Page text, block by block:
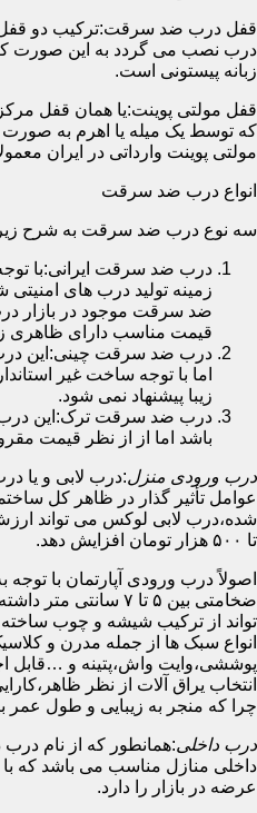
قفل درب ضد سرقت:ترکیب دو
زبانه پیستونی است.
که توسط یک میله یا اهرم به
مولتی پوینت وارداتی در ایران معمولاً دارای ۱۴ زبانه
انواع درب ضد سرقت
سه نوع درب ضد سرقت به شرح زیر
درب ضد سرقت ایرانی:با
زمینه تولید درب های
ضد سرقت موجود در بازار
قیمت مناسب دارای ظاهری
درب ضد سرقت چینی:این
اما با توجه ساخت غیر
زیبا پیشنهاد نمی شود.
درب ضد سرقت ترک:این درب
باشد اما از از نظر قیمت
درب ورودی منزل:درب لابی و یا
عوامل تأثیر گذار در ظاهر کل
تا ۵۰۰ هزار تومان افزایش دهد.
اصولاً درب ورودی آپارتمان با
ضخامتی بین ۵ تا ۷
تواند از ترکیب شیشه و چوب ساخته
انواع سبک ها از جمله مدرن و
پوششی،وایت واش،پتینه و …قابل
انتخاب یراق آلات از نظر
چرا که منجر به زیبایی و طول
درب داخلی:همانطور که از نام
داخلی منازل مناسب می باشد که با
عرضه در بازار را دارد.